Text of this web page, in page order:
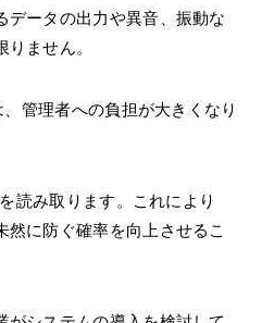
データの出力や異音、振動な
ません。
管理者への負担が大きくなり
読み取ります。これにより
然に防ぐ確率を向上させるこ